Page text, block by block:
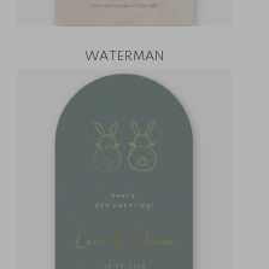
WATERMAN